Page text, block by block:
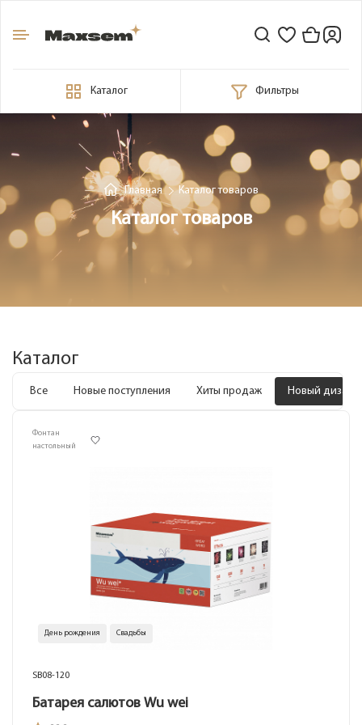
Каталог Фильтры
Главная Каталог товаров
Каталог товаров
Каталог
Все Новые поступления Хиты продаж Новый дизайн
Фонтан
настольный
День рождения Свадьбы
SB08-120
Батарея салютов Wu wei